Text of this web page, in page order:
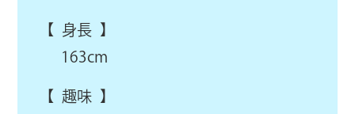
【 身長 】
163cm
【 趣味 】